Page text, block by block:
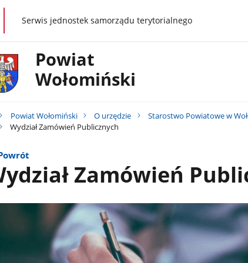
gov.plSerwis jednostek samorządu terytorialnego
Powiat
Wołomiński
Powiat Wołomiński O urzędzie Starostwo Powiatowe w
Wydział Zamówień Publicznych
Zamówień